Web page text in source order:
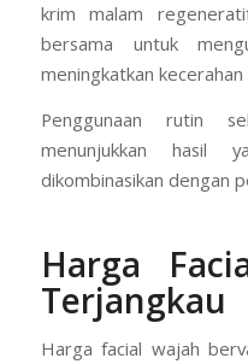
krim malam
bersama untuk
meningkatkan kecerahan
Penggunaan rutin
menunjukkan hasil
dikombinasikan dengan
Harga
Terjangkau
Harga facial wajah